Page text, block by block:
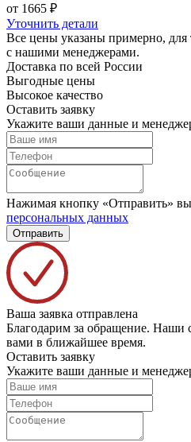
от 1665 ₽
Уточнить детали
Все цены указаны примерно, для
с нашими менеджерами.
Доставка по всей России
Выгодные цены
Высокое качество
Оставить заявку
Укажите ваши данные и
Нажимая кнопку «Отправить» вы
персональных данных
Отправить
Ваша заявка отправлена
Благодарим за обращение. Наши
вами в ближайшее время.
Оставить заявку
Укажите ваши данные и